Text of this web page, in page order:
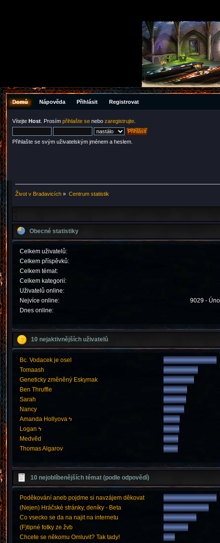
Domů Nápověda Přihlásit Registrovat
Vítejte Host . Prosím přihlašte se nebo zaregistrujte
Přihlašte se svým uživatelským jménem a heslem.
Život v Bradavicích » Centrum statistik
Obecné statistiky
Celkem uživatelů:
Celkem příspěvků:
Celkem témat:
Celkem kategorií:
Uživatelů online:
Nejvíce online:
9029 -
Dnes online:
10 nejaktivnějších uživatelů
Bc. Vodacek je osel
Tomaash
Geneticky změněný Eskymak
Ben Thruffle
Sarah
Nancy
Amanda Hollyova ϟ
Logan ϟ
Medvěd
Thomas Algarov
10 nejoblíbenějších témat (podle odpovědí)
Poděkování aneb pojdme si navzájem děkovat
(Nejen) Hráčské stránky, deníky - Beta
Co vsecko se da na najit na internetu
(F)tipné fotky ze žvb
Chcete se někomu Omluvit? Tak tady!